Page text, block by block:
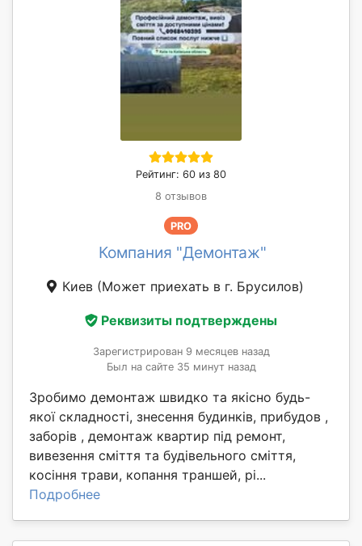
Рейтинг: 60 из 80
8 отзывов
PRO
Компания "Демонтаж"
Киев (Может приехать в г. Брусилов)
Реквизиты подтверждены
Зарегистрирован 9 месяцев назад
Был на сайте 35 минут назад
Зробимо демонтаж швидко та якісно будь-
якої складності, знесення будинків, прибудов ,
заборів , демонтаж квартир під ремонт,
вивезення сміття та будівельного сміття,
косіння трави, копання траншей, рі...
Подробнее